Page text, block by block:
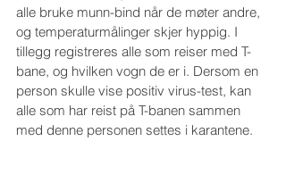
alle bruke munn-bind når de møter andre,
og temperaturmålinger skjer hyppig. I
tillegg registreres alle som reiser med T-
bane, og hvilken vogn de er i. Dersom en
person skulle vise positiv virus-test, kan
alle som har reist på T-banen sammen
med denne personen settes i karantene.